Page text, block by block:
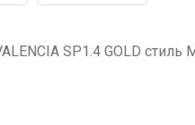
SP1.4 GOLD стиль